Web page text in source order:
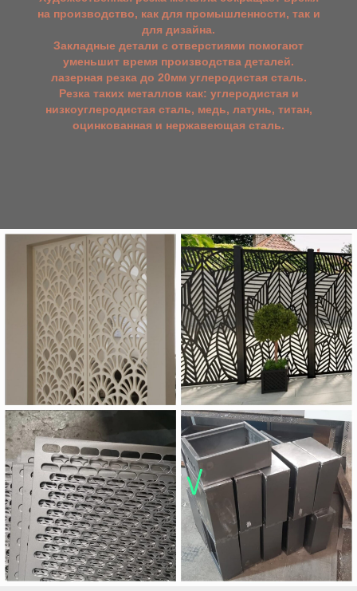
на производство, как для промышленности, так и
для дизайна.
Закладные детали с отверстиями помогают
уменьшит время производства деталей.
лазерная резка до 20мм углеродистая сталь.
Резка таких металлов как: углеродистая и
низкоуглеродистая сталь, медь, латунь, титан,
оцинкованная и нержавеющая сталь.